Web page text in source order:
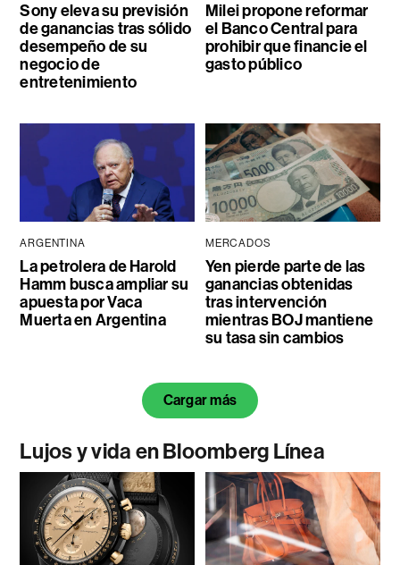
Sony eleva su previsión
de ganancias tras sólido
desempeño de su
negocio de
entretenimiento
Milei propone reformar
el Banco Central para
prohibir que financie el
gasto público
ARGENTINA
La petrolera de Harold
Hamm busca ampliar su
apuesta por Vaca
Muerta en Argentina
MERCADOS
Yen pierde parte de las
ganancias obtenidas
tras intervención
mientras BOJ mantiene
su tasa sin cambios
Cargar más
Lujos y vida en Bloomberg Línea